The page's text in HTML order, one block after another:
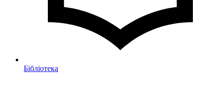
Бібліотека